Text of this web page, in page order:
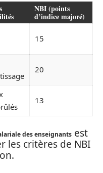
NBI (points
d’indice majoré)
15
20
13
des enseignants est
les critères de NBI